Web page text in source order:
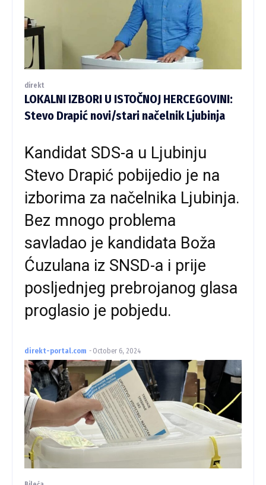
direkt
LOKALNI IZBORI U ISTOČNOJ HERCEGOVINI:
Stevo Drapić novi/stari načelnik Ljubinja
Kandidat SDS-a u Ljubinju
Stevo Drapić pobijedio je na
izborima za načelnika Ljubinja.
Bez mnogo problema
savladao je kandidata Boža
Ćuzulana iz SNSD-a i prije
posljednjeg prebrojanog glasa
proglasio je pobjedu.
direkt-portal.com - October 6, 2024